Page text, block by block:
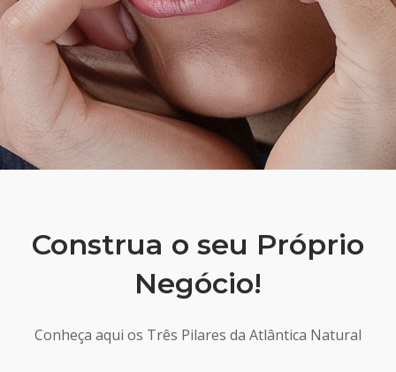
Construa o seu Próprio
Negócio!
Conheça aqui os Três Pilares da Atlântica Natural